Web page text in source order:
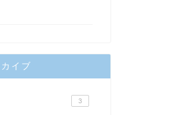
イブ
3